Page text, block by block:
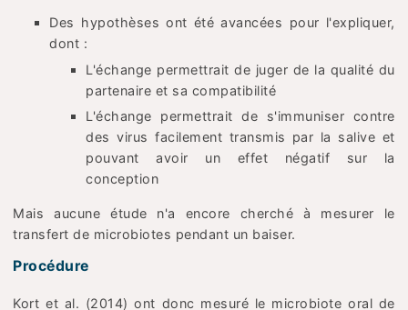
Des hypothèses ont été avancées pour l'expliquer,
dont :
L'échange permettrait de juger de la qualité du
partenaire et sa compatibilité
L'échange permettrait de s'immuniser contre
des virus facilement transmis par la salive et
pouvant avoir un effet négatif sur la
conception
Mais aucune étude n'a encore cherché à mesurer le
transfert de microbiotes pendant un baiser.
Procédure
Kort et al. (2014) ont donc mesuré le microbiote oral de